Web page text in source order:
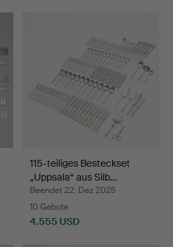
115-teiliges Besteckset
„Uppsala“ aus Silb…
Beendet 22. Dez 2025
10 Gebote
4.555 USD